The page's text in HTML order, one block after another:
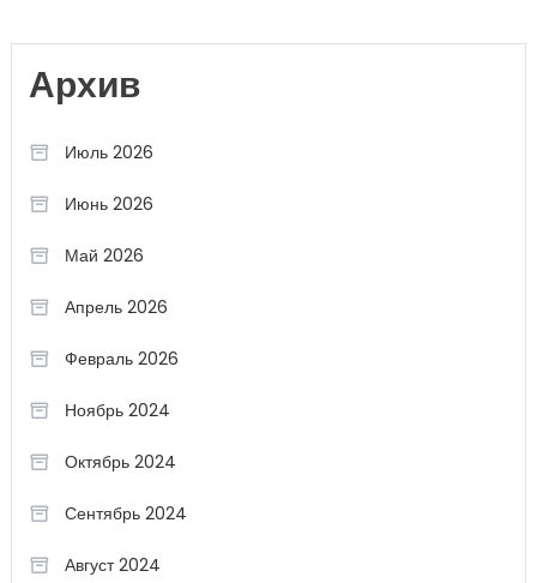
Архив
Июль 2026
Июнь 2026
Май 2026
Апрель 2026
Февраль 2026
Ноябрь 2024
Октябрь 2024
Сентябрь 2024
Август 2024